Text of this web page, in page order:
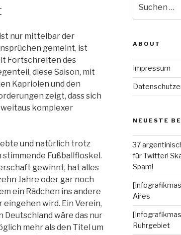
nur mittelbar der
gemeint, ist
Fortschreiten des
diese Saison, mit
Kapriolen und den
zeigt, dass sich
komplexer
und natürlich trotz
Fußballfloskel.
gewinnt, hat alles
Jahre oder gar noch
ein Rädchen ins andere
eingehen wird. Ein Verein,
Deutschland wäre das nur
mehr als den Titel um
nach:
ABOUT
Impressum
NEUESTE
37
für Twitter!
Spam!
Aires
Ruhrgebiet